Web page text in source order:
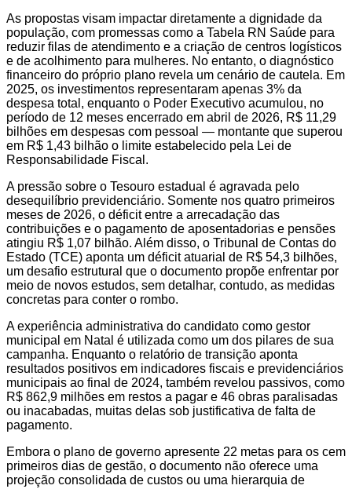
As propostas visam impactar diretamente a dignidade da
população, com promessas como a Tabela RN Saúde para
reduzir filas de atendimento e a criação de centros logísticos
e de acolhimento para mulheres. No entanto, o diagnóstico
financeiro do próprio plano revela um cenário de cautela. Em
2025, os investimentos representaram apenas 3% da
despesa total, enquanto o Poder Executivo acumulou, no
período de 12 meses encerrado em abril de 2026, R$ 11,29
bilhões em despesas com pessoal — montante que superou
em R$ 1,43 bilhão o limite estabelecido pela Lei de
Responsabilidade Fiscal.
A pressão sobre o Tesouro estadual é agravada pelo
desequilíbrio previdenciário. Somente nos quatro primeiros
meses de 2026, o déficit entre a arrecadação das
contribuições e o pagamento de aposentadorias e pensões
atingiu R$ 1,07 bilhão. Além disso, o Tribunal de Contas do
Estado (TCE) aponta um déficit atuarial de R$ 54,3 bilhões,
um desafio estrutural que o documento propõe enfrentar por
meio de novos estudos, sem detalhar, contudo, as medidas
concretas para conter o rombo.
A experiência administrativa do candidato como gestor
municipal em Natal é utilizada como um dos pilares de sua
campanha. Enquanto o relatório de transição aponta
resultados positivos em indicadores fiscais e previdenciários
municipais ao final de 2024, também revelou passivos, como
R$ 862,9 milhões em restos a pagar e 46 obras paralisadas
ou inacabadas, muitas delas sob justificativa de falta de
pagamento.
Embora o plano de governo apresente 22 metas para os cem
primeiros dias de gestão, o documento não oferece uma
projeção consolidada de custos ou uma hierarquia de